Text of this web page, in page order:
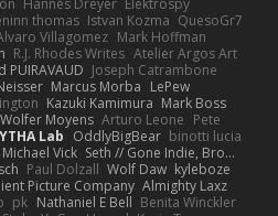
thomas Istvan Kozma QuesoGr7
Villagomez Mark Hoffman
R.J. Rhodes Writes Atelier Argos Art
PUIRAVAUD Joseph Catrambone
Marcus Morba LePew
Kazuki Kamimura Mark Boss
Wolfer Moyens Arturo Leone Pete
Lab OddlyBigBear binotti lucia
Michael Vick Seth // Gone Indie, Bro...
Paul Dolzall Wolf Daw kyleboze
Picture Company Almighty Laxz
pk Nathaniel E Bell Benita Winckler